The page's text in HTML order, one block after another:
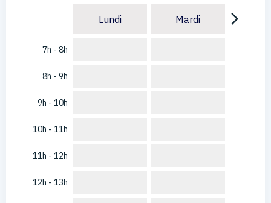
7h - 8h
8h - 9h
9h - 10h
10h - 11h
11h - 12h
12h - 13h
Lundi Mardi arrow_forward_ios